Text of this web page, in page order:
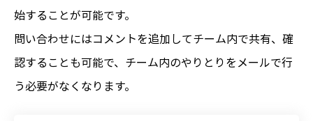
始することが可能です。
問い合わせにはコメントを追加してチーム内で共有、確
認することも可能で、チーム内のやりとりをメールで行
う必要がなくなります。